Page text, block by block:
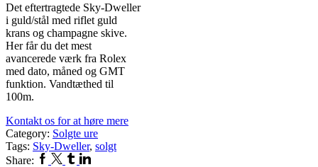
Det eftertragtede Sky-Dweller
i guld/stål med riflet guld
krans og champagne skive.
Her får du det mest
avancerede værk fra Rolex
med dato, måned og GMT
funktion. Vandtæthed til
100m.
Kontakt os for at høre mere
Category: Solgte ure
Tags: Sky-Dweller, solgt
Share: Facebook
Twitter
TumblrLinkedin